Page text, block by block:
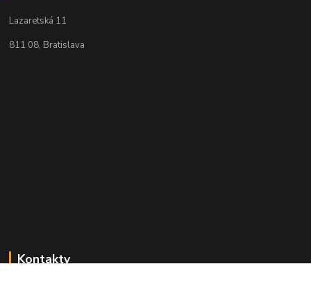
Lazaretská 11
811 08, Bratislava
Kontakty